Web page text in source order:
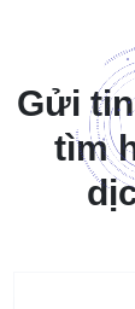
Gửi
tìm